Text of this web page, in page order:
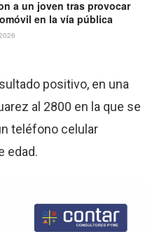
a un joven tras provocar
en la vía pública
positivo, en una
al 2800 en la que se
teléfono celular
edad.